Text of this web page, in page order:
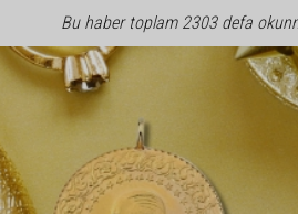
Bu haber toplam 2303 defa